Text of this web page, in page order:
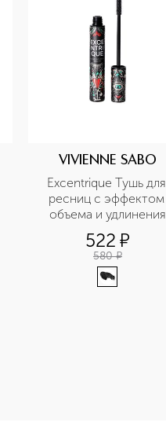
VIVIENNE SABO
Excentrique Тушь для
ресниц с эффектом
объема и удлинения
522 ¤
580 ¤